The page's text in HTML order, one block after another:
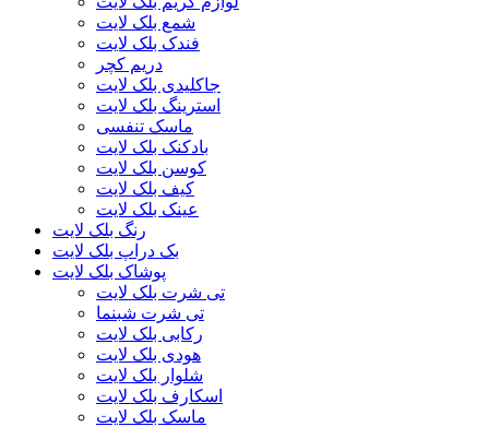
شمع بلک لایت
فندک بلک لایت
دریم کچر
جاکلیدی بلک لایت
استرینگ بلک لایت
ماسک تنفسی
بادکنک بلک لایت
کوسن بلک لایت
کیف بلک لایت
عینک بلک لایت
رنگ بلک لایت
بک دراپ بلک لایت
پوشاک بلک لایت
تی شرت بلک لایت
تی شرت شبنما
رکابی بلک لایت
هودی بلک لایت
شلوار بلک لایت
اسکارف بلک لایت
ماسک بلک لایت